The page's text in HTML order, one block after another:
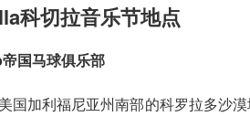
科切拉音乐节地点
国马球俱乐部
国加利福尼亚州南部的科罗拉多沙